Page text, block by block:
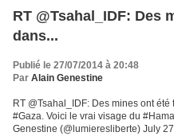
RT @Tsahal_IDF: Des
dans...
Publié le 27/07/2014 à 20:48
Par Alain Genestine
RT @Tsahal_IDF: Des mines ont
#Gaza. Voici le vrai visage du
Genestine (@lumieresliberte) July